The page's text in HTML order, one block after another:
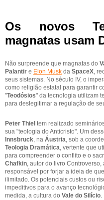
Os novos
magnatas usam
Não surpreende que magnatas do
Palantir e Elon Musk da SpaceX,
seus sistemas. No século IV, o
como religião estatal para garantir
"Teodósios" da tecnologia utilizam
para deslegitimar a regulação de
Peter Thiel tem realizado
sua "teologia do Anticristo". Um
Innsbruck, na Áustria, sob a
Teologia Dramática, vertente que
para compreender o conflito e o
Chafkin, autor do livro Controverso,
responsável por forjar a ideia de
ilimitado. Os potenciais custos ou
impeditivos para o avanço
medida, a cultura do Vale do Silício.